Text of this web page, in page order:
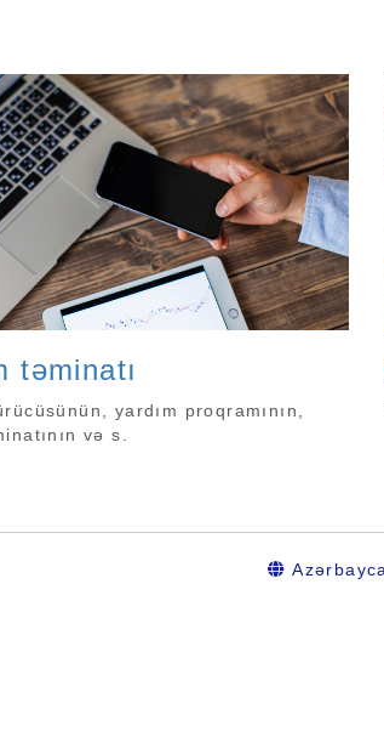
təminatı
yardım proqramının,
və s.